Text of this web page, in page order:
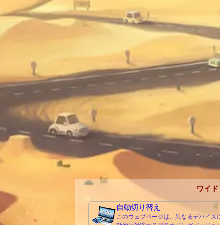
ワイド
自動切り替え
このウェブページは、異なるデバイス